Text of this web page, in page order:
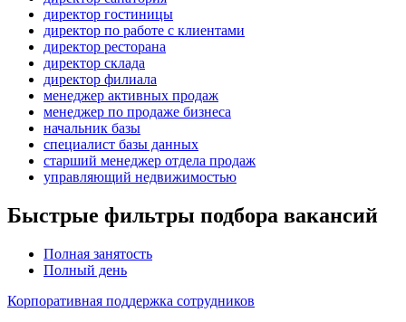
директор гостиницы
директор по работе с клиентами
директор ресторана
директор склада
директор филиала
менеджер активных продаж
менеджер по продаже бизнеса
начальник базы
специалист базы данных
старший менеджер отдела продаж
управляющий недвижимостью
Быстрые фильтры подбора вакансий
Полная занятость
Полный день
Корпоративная поддержка сотрудников